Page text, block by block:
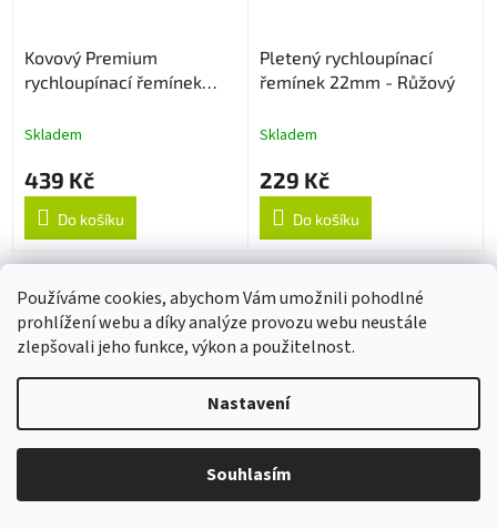
Používáme cookies, abychom Vám umožnili pohodlné
prohlížení webu a díky analýze provozu webu neustále
zlepšovali jeho funkce, výkon a použitelnost.
Nastavení
Souhlasím
Kovový Premium
rychloupínací řemínek
Skladem
439 Kč
Do košíku
Pletený rychloupínací
řemínek 22mm - Růžový
Skladem
229 Kč
Do košíku
O
v
á
d
c
í
NAČÍST 48 DALŠÍCH
S
t
r
á
n
k
o
v
á
1 2
120 položek celkem